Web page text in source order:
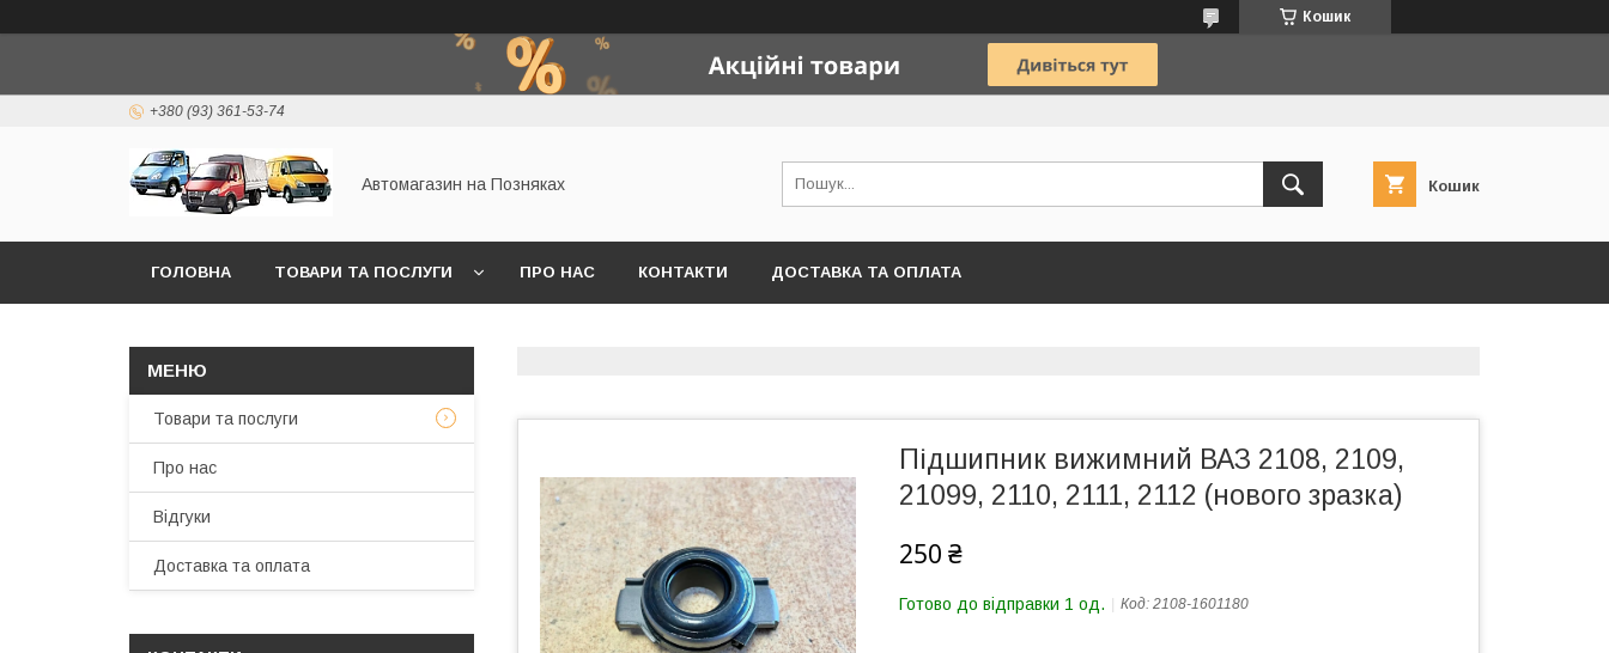
Кошик
+380 (93) 361-53-74
Автомагазин на Позняках Кошик
ГОЛОВНА ТОВАРИ ТА ПОСЛУГИ ПРО НАС КОНТАКТИ ДОСТАВКА ТА ОПЛАТА
Підшипник вижимний ВАЗ 2108, 2109,
21099, 2110, 2111, 2112 (нового зразка)
250 ₴
Готово до відправки 1 од. Код: 2108-1601180
Товари та послуги
Про нас
Відгуки
Доставка та оплата